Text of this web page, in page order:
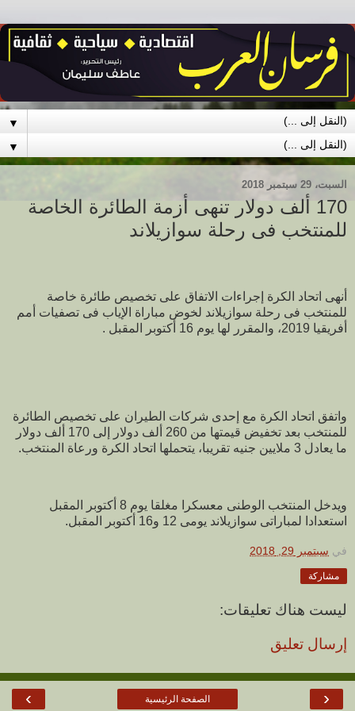
▼
▼
السبت، 29 سبتمبر 2018
170 ألف دولار تنهى أزمة الطائرة الخاصة
للمنتخب فى رحلة سوازيلاند
أنهى اتحاد الكرة إجراءات الاتفاق على تخصيص طائرة خاصة
للمنتخب فى رحلة سوازيلاند لخوض مباراة الإياب فى تصفيات أمم
أفريقيا 2019، والمقرر لها يوم 16 أكتوبر المقبل .
واتفق اتحاد الكرة مع إحدى شركات الطيران على تخصيص الطائرة
للمنتخب بعد تخفيض قيمتها من 260 ألف دولار إلى 170 ألف دولار
ما يعادل 3 ملايين جنيه تقريبا، يتحملها اتحاد الكرة ورعاة المنتخب.
ويدخل المنتخب الوطنى معسكرا مغلقا يوم 8 أكتوبر المقبل
استعدادا لمباراتى سوازيلاند يومى 12 و16 أكتوبر المقبل.
في سبتمبر 29, 2018
مشاركة
ليست هناك تعليقات:
إرسال تعليق
‹
› الصفحة الرئيسية